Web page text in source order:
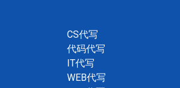
CS代写
代码代写
IT代写
WEB代写